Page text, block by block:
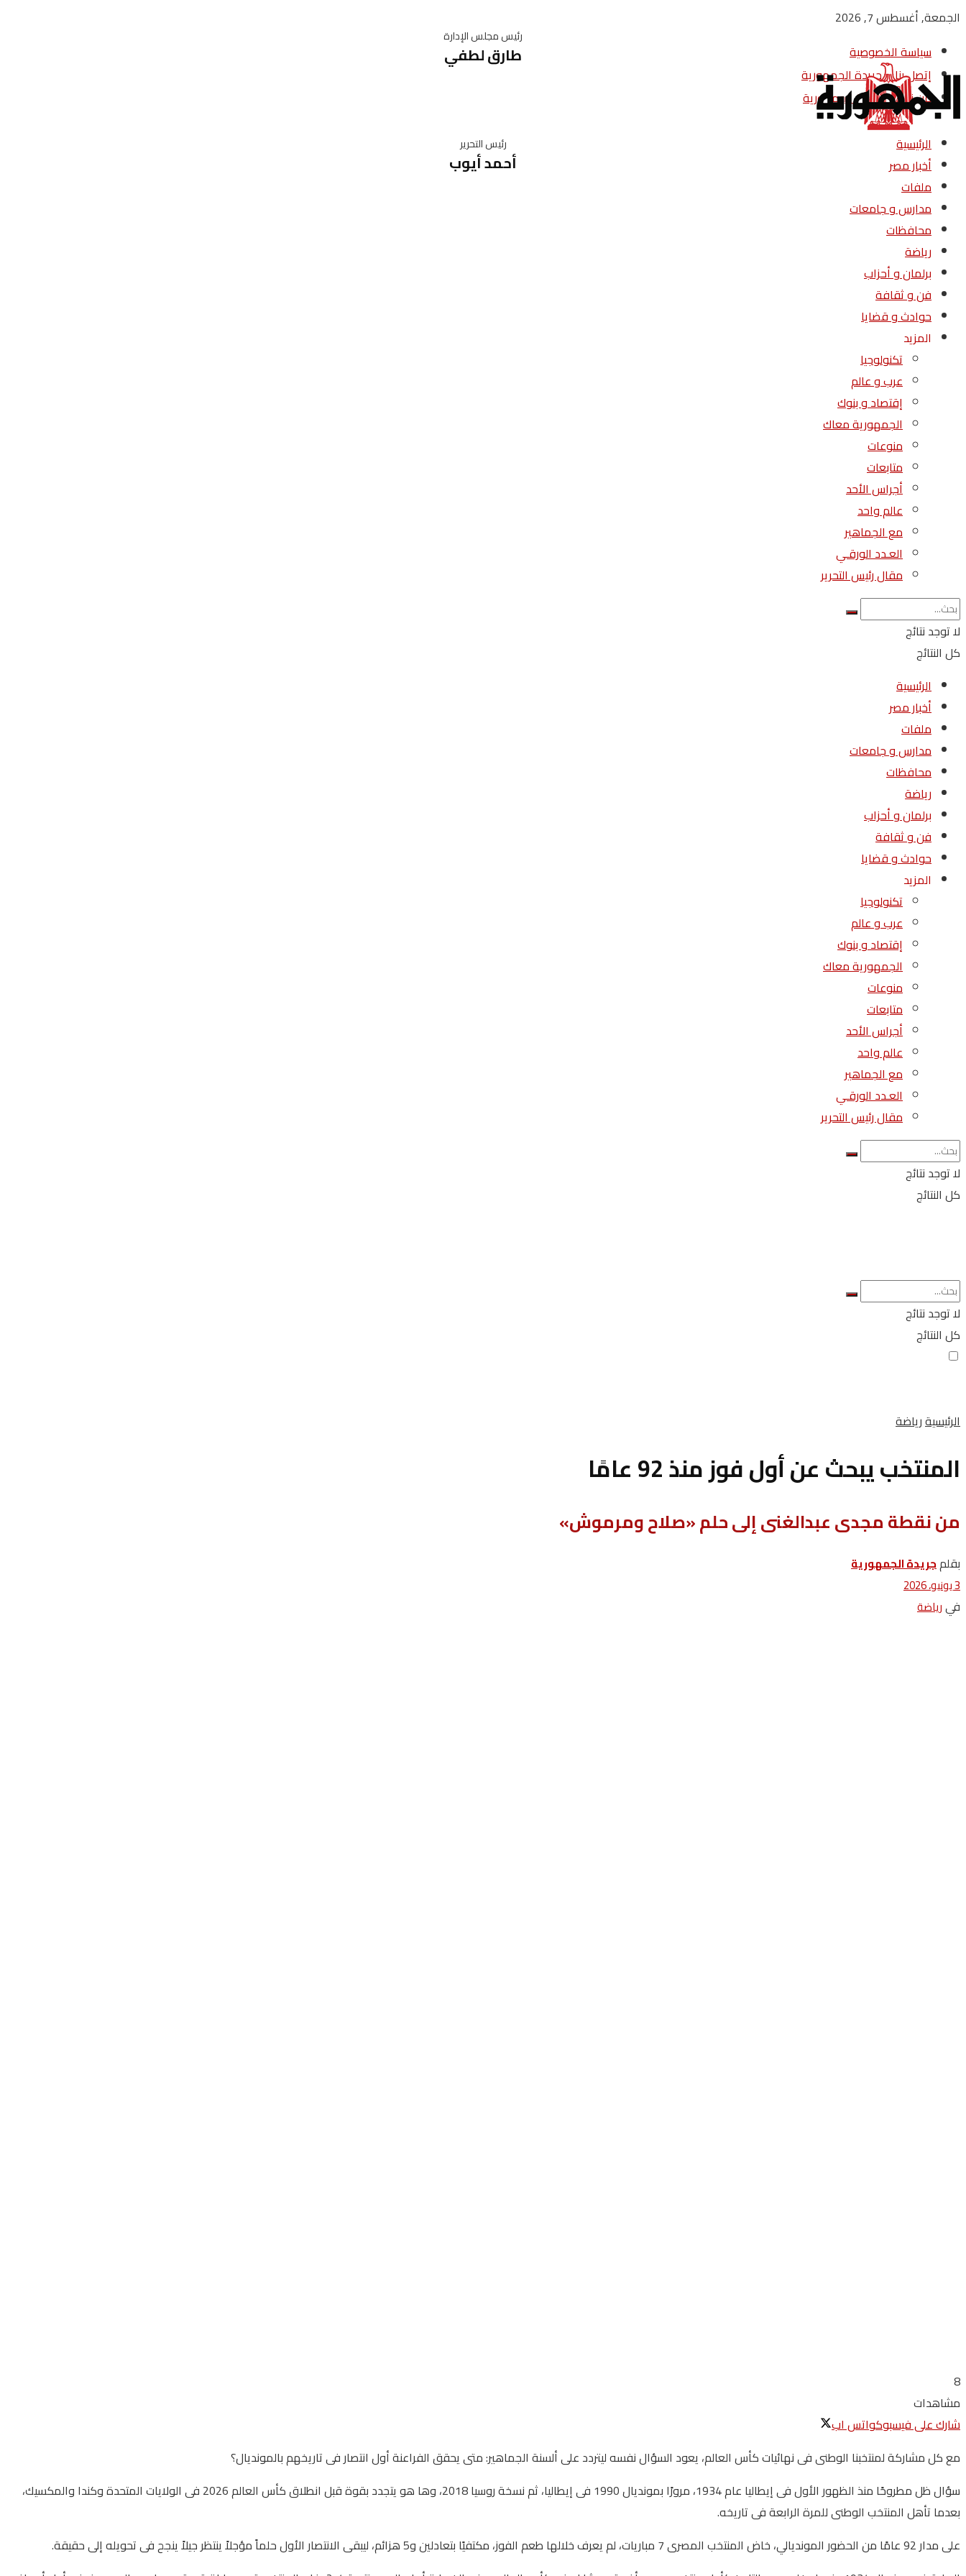
الجمعة, أغسطس 7, 2026
سياسة الخصوصية
إتصل بنا – جريدة الجمهورية
من نحن – جريدة الجمهورية
رئيس مجلس الإدارة
طارق لطفي
رئيس التحرير
أحمد أيوب
الرئيسية
أخبار مصر
ملفات
مدارس و جامعات
محافظات
رياضة
برلمان و أحزاب
فن و ثقافة
حوادث و قضايا
المزيد
تكنولوجيا
عرب و عالم
إقتصاد و بنوك
الجمهورية معاك
منوعات
متابعات
أجراس الأحد
عالم واحد
مع الجماهير
العـدد الورقـي
مقال رئيس التحرير
لا توجد نتائج
كل النتائج
الرئيسية
أخبار مصر
ملفات
مدارس و جامعات
محافظات
رياضة
برلمان و أحزاب
فن و ثقافة
حوادث و قضايا
المزيد
تكنولوجيا
عرب و عالم
إقتصاد و بنوك
الجمهورية معاك
منوعات
متابعات
أجراس الأحد
عالم واحد
مع الجماهير
العـدد الورقـي
مقال رئيس التحرير
لا توجد نتائج
كل النتائج
لا توجد نتائج
كل النتائج
الرئيسيةرياضة
المنتخب يبحث عن أول فوز منذ 92 عامًا
من نقطة مجدى عبدالغنى إلى حلم «صلاح ومرموش»
بقلمجريدة الجمهورية
3 يونيو، 2026
فيرياضة
8
مشاهدات
شارك على فيسبوكواتس اب
مع كل مشاركة لمنتخبنا الوطنى فى نهائيات كأس العالم، يعود السؤال نفسه ليتردد على ألسنة الجماهير: متى يحقق الفراعنة أول انتصار فى تاريخهم بالمونديال؟
سؤال ظل مطروحًا منذ الظهور الأول فى إيطاليا عام 1934، مرورًا بمونديال 1990 فى إيطاليا، ثم نسخة روسيا 2018، وها هو يتجدد بقوة قبل انطلاق كأس العالم 2026 فى الولايات المتحدة وكندا والمكسيك،
بعدما تأهل المنتخب الوطنى للمرة الرابعة فى تاريخه.
على مدار 92 عامًا من الحضور المونديالي، خاض المنتخب المصرى 7 مباريات، لم يعرف خلالها طعم الفوز، مكتفيًا بتعادلين و5 هزائم، ليبقى الانتصار الأول حلماً مؤجلاً ينتظر جيلاً ينجح فى تحويله إلى حقيقة.